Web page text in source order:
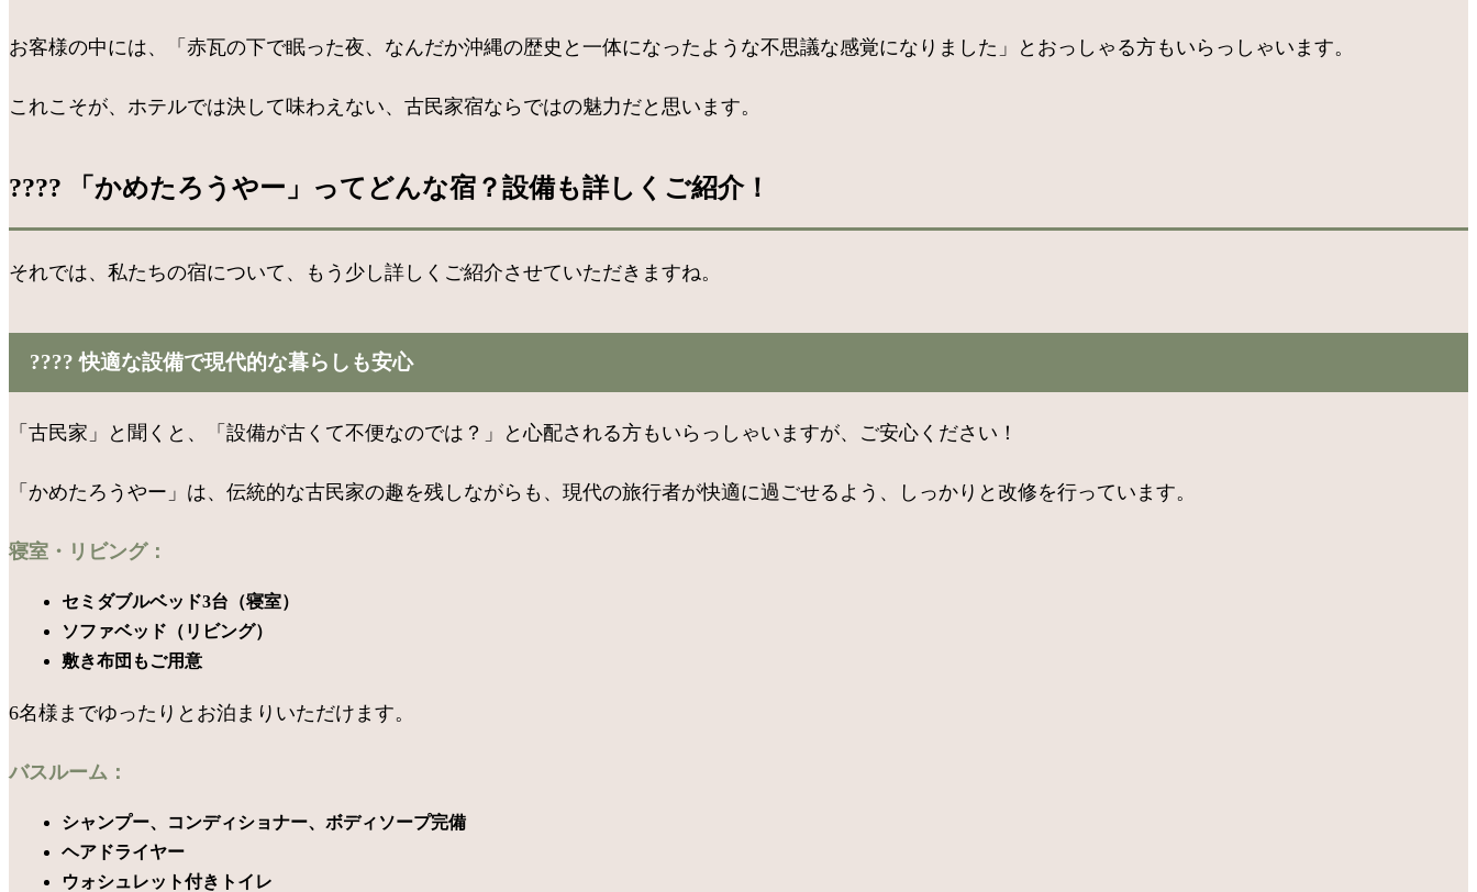
お客様の中には、「赤瓦の下で眠った夜、なんだか沖縄の歴史と一体になったような不思議な感覚になりました」とおっしゃる方もいらっしゃいます。
これこそが、ホテルでは決して味わえない、古民家宿ならではの魅力だと思います。
???? 「かめたろうやー」ってどんな宿？設備も詳しくご紹介！
それでは、私たちの宿について、もう少し詳しくご紹介させていただきますね。
????️ 快適な設備で現代的な暮らしも安心
「古民家」と聞くと、「設備が古くて不便なのでは？」と心配される方もいらっしゃいますが、ご安心ください！
「かめたろうやー」は、伝統的な古民家の趣を残しながらも、現代の旅行者が快適に過ごせるよう、しっかりと改修を行っています。
寝室・リビング：
セミダブルベッド3台（寝室）
ソファベッド（リビング）
敷き布団もご用意
6名様までゆったりとお泊まりいただけます。
バスルーム：
シャンプー、コンディショナー、ボディソープ完備
ヘアドライヤー
ウォシュレット付きトイレ